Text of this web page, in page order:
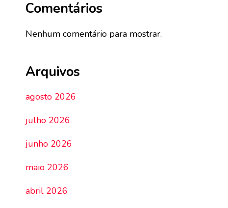
Comentários
Nenhum comentário para mostrar.
Arquivos
agosto 2026
julho 2026
junho 2026
maio 2026
abril 2026